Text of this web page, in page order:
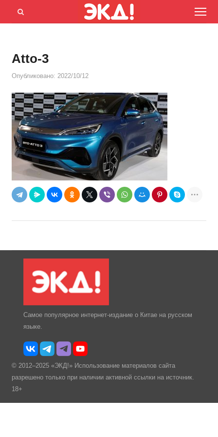
Menu
Открыть
Atto-3
Опубликовано: 2022/10/12
Самое популярное интернет-издание о Китае на русском
языке.
© 2012–2025 «ЭКД!» Использование материалов сайта
разрешено только при наличии активной ссылки на источник.
18+